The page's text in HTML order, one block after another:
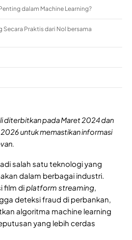
dalam Machine Learning?
Secara Praktis dari Nol bersama
diterbitkan pada Maret 2024 dan
2026 untuk memastikan informasi
salah satu teknologi yang
dalam berbagai industri.
film di platform streaming
deteksi fraud di perbankan,
algoritma machine learning
yang lebih cerdas